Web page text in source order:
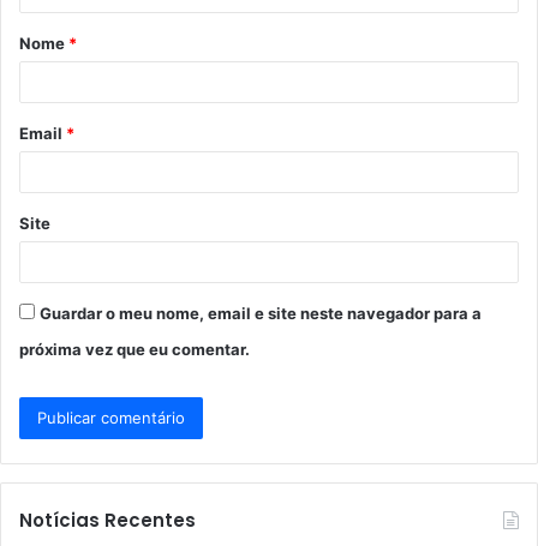
á
r
*
Nome *
Email *
Site
Guardar o meu nome, email e site neste navegador para a
próxima vez que eu comentar.
Notícias Recentes